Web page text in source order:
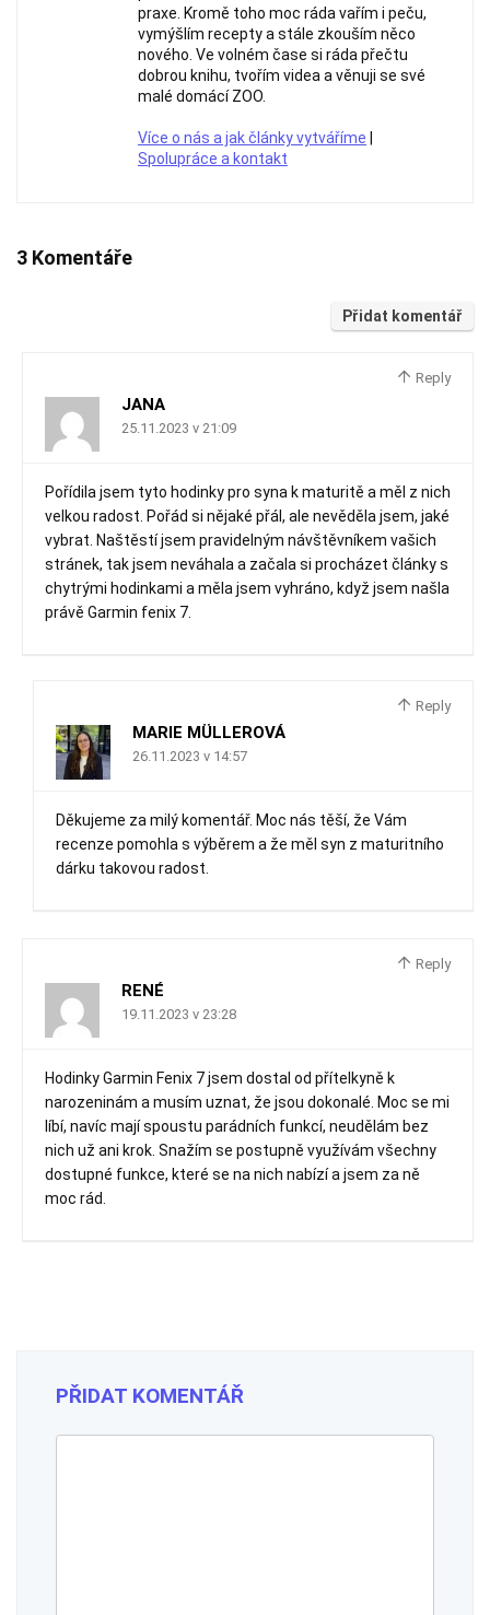
praxe. Kromě toho moc ráda vařím i peču,
vymýšlím recepty a stále zkouším něco
nového. Ve volném čase si ráda přečtu
dobrou knihu, tvořím videa a věnuji se své
malé domácí ZOO.
Více o nás a jak články vytváříme
Spolupráce a kontakt
3 Komentáře
Přidat komentář
Reply
JANA
25.11.2023 v 21:09
Pořídila jsem tyto hodinky pro syna k maturitě a měl z nich
velkou radost. Pořád si nějaké přál, ale nevěděla jsem, jaké
vybrat. Naštěstí jsem pravidelným návštěvníkem vašich
stránek, tak jsem neváhala a začala si procházet články s
chytrými hodinkami a měla jsem vyhráno, když jsem našla
právě Garmin fenix 7.
Reply
MARIE MÜLLEROVÁ
26.11.2023 v 14:57
Děkujeme za milý komentář. Moc nás těší, že Vám
recenze pomohla s výběrem a že měl syn z maturitního
dárku takovou radost.
Reply
RENÉ
19.11.2023 v 23:28
Hodinky Garmin Fenix 7 jsem dostal od přítelkyně k
narozeninám a musím uznat, že jsou dokonalé. Moc se mi
líbí, navíc mají spoustu parádních funkcí, neudělám bez
nich už ani krok. Snažím se postupně využívám všechny
dostupné funkce, které se na nich nabízí a jsem za ně
moc rád.
PŘIDAT KOMENTÁŘ